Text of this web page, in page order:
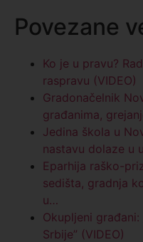
Povezane
Ko je u pravu?
raspravu (VIDEO)
Gradonačelnik
građanima,
Jedina škola u
nastavu dolaze u
Eparhija raško-
sedišta, gradnja
u…
Okupljeni
Srbije” (VIDEO)